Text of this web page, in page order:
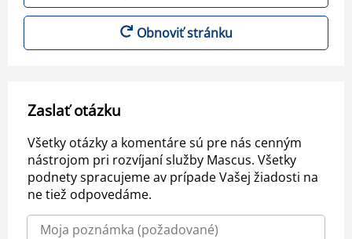
Obnoviť stránku
Zaslať otázku
Všetky otázky a komentáre sú pre nás cenným
nástrojom pri rozvíjaní služby Mascus. Všetky
podnety spracujeme av prípade Vašej žiadosti na
ne tiež odpovedáme.